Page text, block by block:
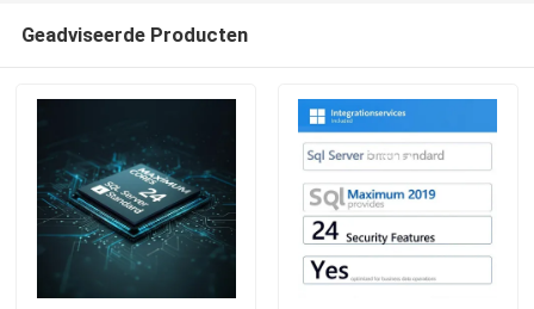
Geadviseerde Producten